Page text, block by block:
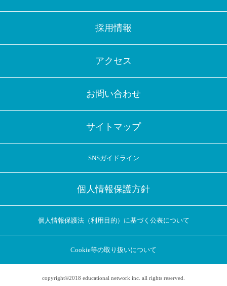
採用情報
アクセス
お問い合わせ
サイトマップ
SNSガイドライン
個人情報保護方針
個人情報保護法（利用目的）に基づく公表について
Cookie等の取り扱いについて
copyright©2018 educational network inc. all rights reserved.